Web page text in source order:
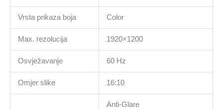
Vrsta prikaza boja Color
Max. rezolucija 1920×1200
Osvježavanje 60 Hz
Omjer slike 16:10
Anti-Glare